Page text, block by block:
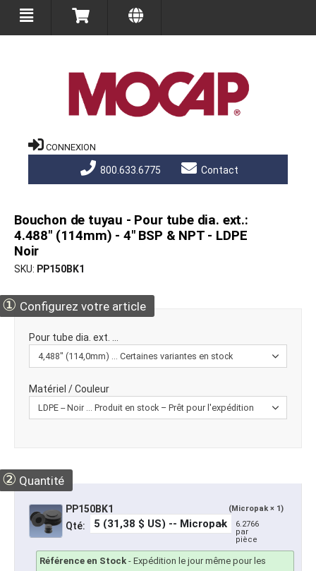
CONNEXION
800.633.6775 Contact
Bouchon de tuyau - Pour tube dia. ext.:
4.488" (114mm) - 4" BSP & NPT - LDPE
Noir
SKU PP150BK1
① Configurez votre article
Pour tube dia. ext. ...
Matériel / Couleur
② Quantité
PP150BK1 (Micropak × 1)
Qté:
6.2766
par
pièce
Référence en Stock - Expédition le jour même pour les